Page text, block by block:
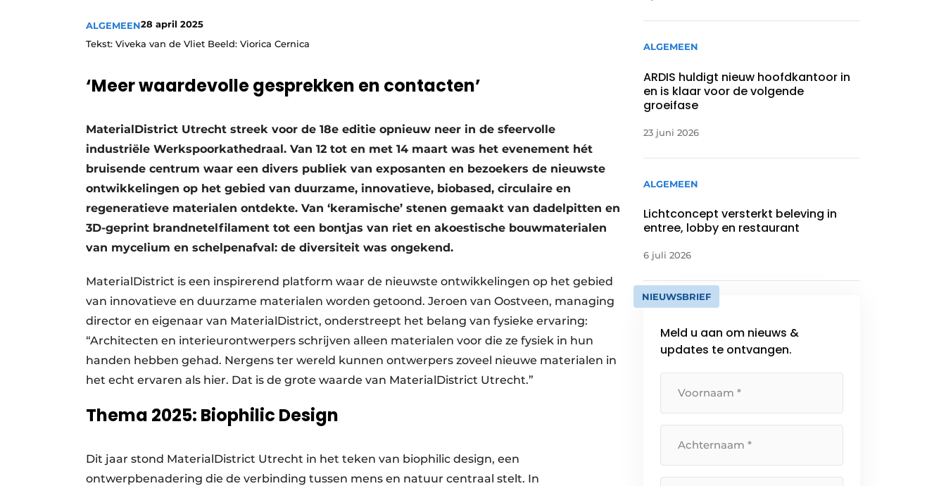
Video’s
ALGEMEEN28 april 2025
Tekst: Viveka van de Vliet Beeld: Viorica Cernica
‘Meer waardevolle gesprekken en contacten’
MaterialDistrict Utrecht streek voor de 18e editie opnieuw neer in de sfeervolle
industriële Werkspoorkathedraal. Van 12 tot en met 14 maart was het evenement hét
bruisende centrum waar een divers publiek van exposanten en bezoekers de nieuwste
ontwikkelingen op het gebied van duurzame, innovatieve, biobased, circulaire en
regeneratieve materialen ontdekte. Van ‘keramische’ stenen gemaakt van dadelpitten en
3D-geprint brandnetelfilament tot een bontjas van riet en akoestische bouwmaterialen
van mycelium en schelpenafval: de diversiteit was ongekend.
MaterialDistrict is een inspirerend platform waar de nieuwste ontwikkelingen op het gebied
van innovatieve en duurzame materialen worden getoond. Jeroen van Oostveen, managing
director en eigenaar van MaterialDistrict, onderstreept het belang van fysieke ervaring:
“Architecten en interieurontwerpers schrijven alleen materialen voor die ze fysiek in hun
handen hebben gehad. Nergens ter wereld kunnen ontwerpers zoveel nieuwe materialen in
het echt ervaren als hier. Dat is de grote waarde van MaterialDistrict Utrecht.”
Thema 2025: Biophilic Design
Dit jaar stond MaterialDistrict Utrecht in het teken van biophilic design, een
ontwerpbenadering die de verbinding tussen mens en natuur centraal stelt. In
ALGEMEEN
ARDIS huldigt nieuw hoofdkantoor in
en is klaar voor de volgende
groeifase
23 juni 2026
ALGEMEEN
Lichtconcept versterkt beleving in
entree, lobby en restaurant
6 juli 2026
NIEUWSBRIEF
Meld u aan om nieuws &
updates te ontvangen.